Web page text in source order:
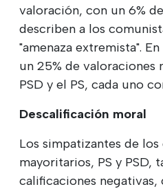
valoración, con un 6%
describen a los
"amenaza extremista".
un 25% de valoraciones
PSD y el PS, cada uno
Descalificación moral
Los simpatizantes de
mayoritarios, PS y PSD,
calificaciones negativas,